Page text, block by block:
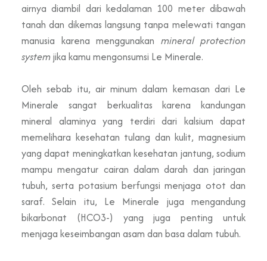
airnya diambil dari kedalaman 100 meter dibawah
tanah dan dikemas langsung tanpa melewati tangan
manusia karena menggunakan mineral protection
systemjika kamu mengonsumsi Le Minerale.
Oleh sebab itu, air minum dalam kemasan dari Le
Minerale sangat berkualitas karena kandungan
mineral alaminya yang terdiri dari kalsium dapat
memelihara kesehatan tulang dan kulit, magnesium
yang dapat meningkatkan kesehatan jantung, sodium
mampu mengatur cairan dalam darah dan jaringan
tubuh, serta potasium berfungsi menjaga otot dan
saraf. Selain itu, Le Minerale juga mengandung
bikarbonat (HCO3-) yang juga penting untuk
menjaga keseimbangan asam dan basa dalam tubuh.